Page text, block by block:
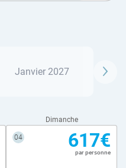
Janvier 2027
Dimanche
04 617€
par personne